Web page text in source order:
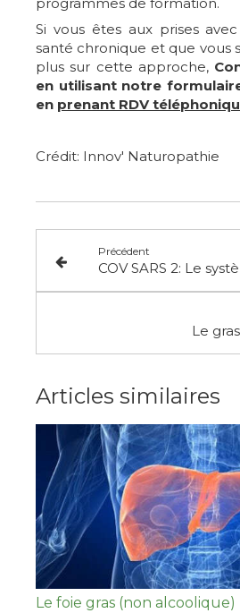
Si vous êtes aux prises
santé chronique et que vous
plus sur cette approche,
en utilisant notre
en prenant RDV
Crédit: Innov' Naturopathie
Précédent
Le
Articles similaires
Le foie gras (non alcoolique)